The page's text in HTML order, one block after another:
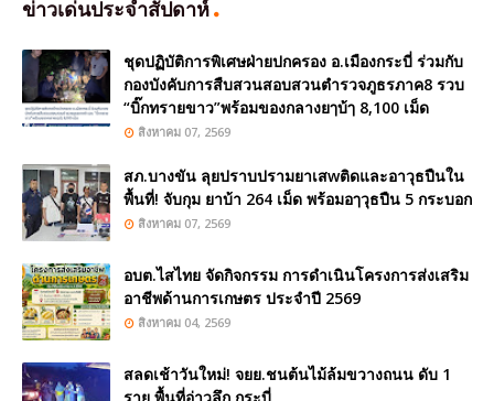
ข่าวเด่นประจำสัปดาห์
ชุดปฏิบัติการพิเศษฝ่ายปกครอง อ.เมืองกระบี่ ร่วมกับ
กองบังคับการสืบสวนสอบสวนตำรวจภูธรภาค8 รวบ
“บิ๊กทรายขาว”พร้อมของกลางยๅบ้ๅ 8,100 เม็ด
สิงหาคม 07, 2569
สภ.บางขัน ลุยปราบปรามยาเสwติดและอาวุธปืนใน
พื้นที่! จับกุม ยาบ้า 264 เม็ด พร้อมอๅวุธปืน 5 กระบอก
สิงหาคม 07, 2569
อบต.ไสไทย จัดกิจกรรม การดำเนินโครงการส่งเสริม
อาชีพด้านการเกษตร ประจำปี 2569
สิงหาคม 04, 2569
สลดเช้าวันใหม่! จยย.ชนต้นไม้ล้มขวางถนน ดับ 1